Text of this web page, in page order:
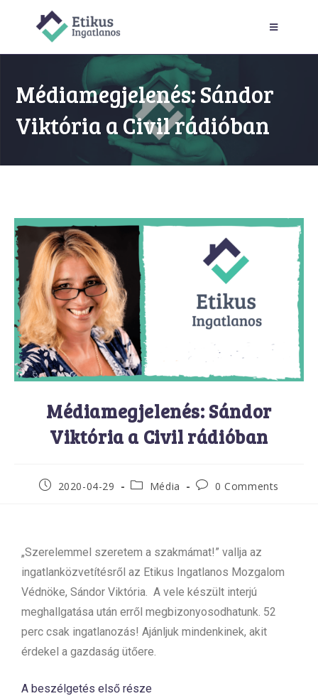
Médiamegjelenés: Sándor
Viktória a Civil rádióban
Médiamegjelenés: Sándor
Viktória a Civil rádióban
2020-04-29 Média 0 Comments
„Szerelemmel szeretem a szakmámat!” vallja az
ingatlanközvetítésről az Etikus Ingatlanos Mozgalom
Védnöke, Sándor Viktória. A vele készült interjú
meghallgatása után erről megbizonyosodhatunk. 52
perc csak ingatlanozás! Ajánljuk mindenkinek, akit
érdekel a gazdaság ütőere.
A beszélgetés első része